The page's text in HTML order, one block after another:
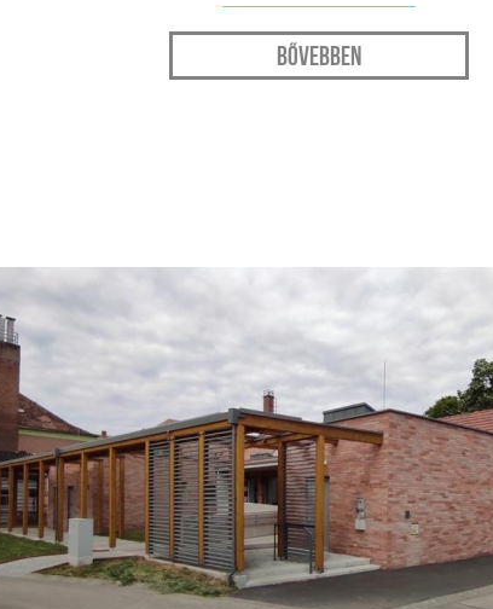
Bővebben